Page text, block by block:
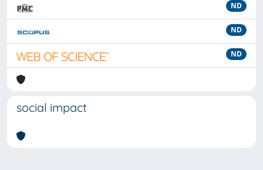
ND
ND
ND
social impact